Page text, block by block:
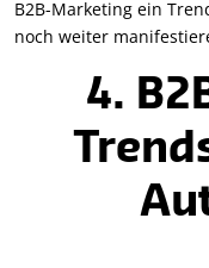
B2B-Marketing ein
noch weiter
4.